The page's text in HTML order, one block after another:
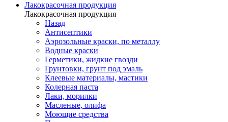
Лакокрасочная продукция
Лакокрасочная продукция
Назад
Антисептики
Аэрозольные краски, по металлу
Водные краски
Герметики, жидкие гвозди
Грунтовки, грунт под эмаль
Клеевые материалы, мастики
Колерная паста
Лаки, морилки
Масленые, олифа
Моющие средства